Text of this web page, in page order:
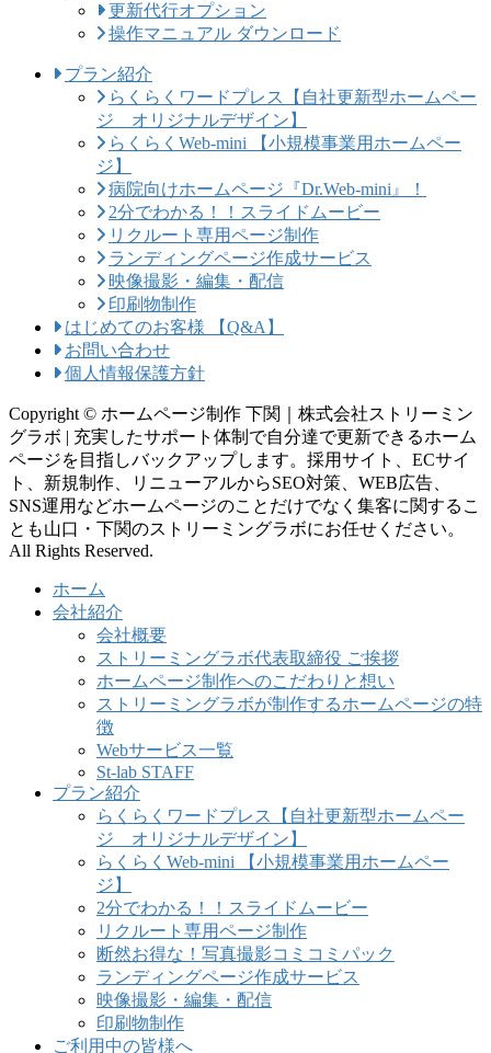
更新代行オプション
操作マニュアル ダウンロード
プラン紹介
らくらくワードプレス【自社更新型ホームペー
ジ オリジナルデザイン】
らくらくWeb-mini 【小規模事業用ホームペー
ジ】
病院向けホームページ『Dr.Web-mini』！
2分でわかる！！スライドムービー
リクルート専用ページ制作
ランディングページ作成サービス
映像撮影・編集・配信
印刷物制作
はじめてのお客様 【Q&A】
お問い合わせ
個人情報保護方針
Copyright © ホームページ制作 下関｜株式会社ストリーミン
グラボ | 充実したサポート体制で自分達で更新できるホーム
ページを目指しバックアップします。採用サイト、ECサイ
ト、新規制作、リニューアルからSEO対策、WEB広告、
SNS運用などホームページのことだけでなく集客に関するこ
とも山口・下関のストリーミングラボにお任せください。
All Rights Reserved.
ホーム
会社紹介
会社概要
ストリーミングラボ代表取締役 ご挨拶
ホームページ制作へのこだわりと想い
ストリーミングラボが制作するホームページの特
徴
Webサービス一覧
St-lab STAFF
プラン紹介
らくらくワードプレス【自社更新型ホームペー
ジ オリジナルデザイン】
らくらくWeb-mini 【小規模事業用ホームペー
ジ】
2分でわかる！！スライドムービー
リクルート専用ページ制作
断然お得な！写真撮影コミコミパック
ランディングページ作成サービス
映像撮影・編集・配信
印刷物制作
ご利用中の皆様へ